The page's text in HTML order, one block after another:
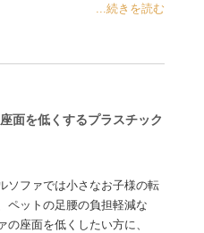
...続きを読む
面を低くするプラスチック
ソファでは小さなお子様の転
ペットの足腰の負担軽減な
の座面を低くしたい方に、